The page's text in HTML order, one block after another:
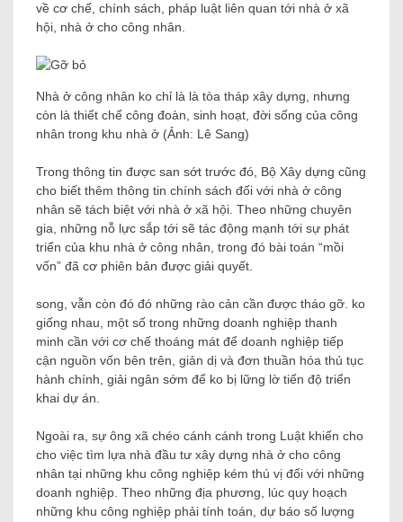
về cơ chế, chính sách, pháp luật liên quan tới nhà ở xã
hội, nhà ở cho công nhân.
Nhà ở công nhân ko chỉ là là tòa tháp xây dựng, nhưng
còn là thiết chế công đoàn, sinh hoạt, đời sống của công
nhân trong khu nhà ở (Ảnh: Lê Sang)
Trong thông tin được san sớt trước đó, Bộ Xây dựng cũng
cho biết thêm thông tin chính sách đối với nhà ở công
nhân sẽ tách biệt với nhà ở xã hội. Theo những chuyên
gia, những nỗ lực sắp tới sẽ tác động mạnh tới sự phát
triển của khu nhà ở công nhân, trong đó bài toán “mồi
vốn” đã cơ phiên bản được giải quyết.
song, vẫn còn đó đó những rào cản cần được tháo gỡ. ko
giống nhau, một số trong những doanh nghiệp thanh
minh cần với cơ chế thoáng mát để doanh nghiệp tiếp
cận nguồn vốn bên trên, giản dị và đơn thuần hóa thủ tục
hành chính, giải ngân sớm để ko bị lững lờ tiến độ triển
khai dự án.
Ngoài ra, sự ông xã chéo cánh cánh trong Luật khiến cho
cho việc tìm lựa nhà đầu tư xây dựng nhà ở cho công
nhân tại những khu công nghiệp kém thú vị đối với những
doanh nghiệp. Theo những địa phương, lúc quy hoạch
những khu công nghiệp phải tính toán, dự báo số lượng